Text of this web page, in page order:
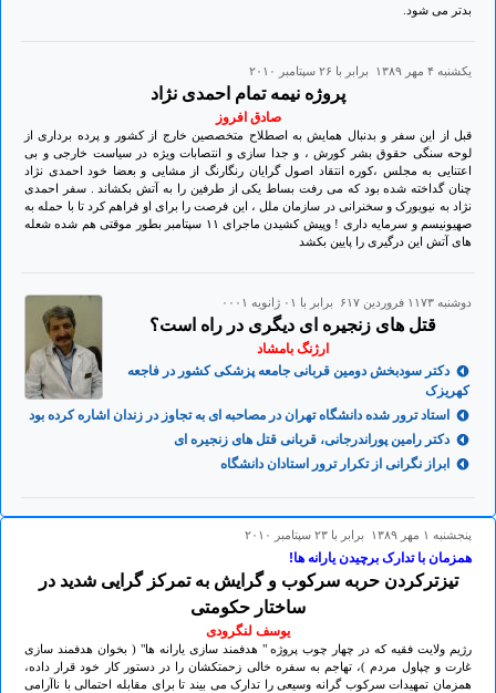
بدتر می شود.
يكشنبه ۴ مهر ۱۳۸۹ برابر با ۲۶ سپتامبر ۲۰۱۰
پروژه نیمه تمام احمدی نژاد
صادق افروز
قبل از این سفر و بدنبال همایش به اصطلاح متخصصین خارج از کشور و پرده برداری از
لوحه سنگی حقوق بشر کورش ، و جدا سازی و انتصابات ویژه در سیاست خارجی و بی
اعتنایی به مجلس ،کوره انتقاد اصول گرایان رنگارنگ از مشایی و بعضا خود احمدی نژاد
چنان گداخته شده بود که می رفت بساط یکی از طرفین را به آتش بکشاند . سفر احمدی
نژاد به نیویورک و سخنرانی در سازمان ملل ، این فرصت را برای او فراهم کرد تا با حمله به
صهیونیسم و سرمایه داری ! وپیش کشیدن ماجرای ۱۱ سپتامبر بطور موقتی هم شده شعله
های آتش این درگیری را پایین بکشد
دوشنبه ۱۱۷۳ فروردين ۶۱۷ برابر با ۰۱ ژانويه ۰۰۰۱
قتل های زنجیره ای دیگری در راه است؟
ارژنگ بامشاد
دکتر سودبخش دومین قربانی جامعه پزشکی کشور در فاجعه
کهریزک
استاد ترور شده دانشگاه تهران در مصاحبه ای به تجاوز در زندان اشاره کرده بود
دکتر رامین پوراندرجانی، قربانی قتل های زنجیره ای
ابراز نگرانی از تکرار ترور استادان دانشگاه
پنجشنبه ۱ مهر ۱۳۸۹ برابر با ۲۳ سپتامبر ۲۰۱۰
همزمان با تدارک برچیدن یارانه ها!
تیزترکردن حربه سرکوب و گرایش به تمرکز گرایی شدید در
ساختار حکومتی
یوسف لنگرودی
رژیم ولایت فقیه که در چهار چوب پروژه " هدفمند سازی یارانه ها" ( بخوان هدفمند سازی
غارت و چپاول مردم )، تهاجم به سفره خالی زحمتکشان را در دستور کار خود قرار داده،
همزمان تمهیدات سرکوب گرانه وسیعی را تدارک می بیند تا برای مقابله احتمالی با ناآرامی